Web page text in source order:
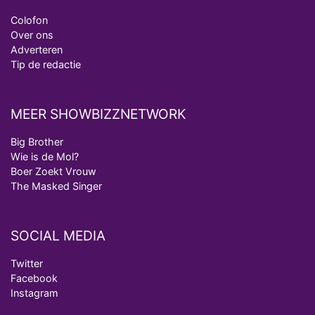
Colofon
Over ons
Adverteren
Tip de redactie
MEER SHOWBIZZNETWORK
Big Brother
Wie is de Mol?
Boer Zoekt Vrouw
The Masked Singer
SOCIAL MEDIA
Twitter
Facebook
Instagram